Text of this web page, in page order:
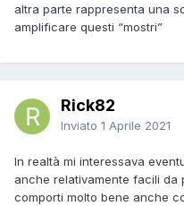
altra parte rappresenta una
amplificare questi “mostri”
Rick82
Inviato 1 Aprile 2021
In realtà mi interessava
anche relativamente facili da
comporti molto bene anche